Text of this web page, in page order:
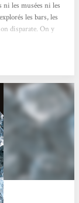
les musées ni les
les bars, les
disparate. On y
Un peu plus